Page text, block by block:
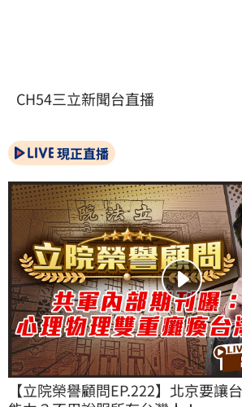
CH54三立新聞台直播
現正直播
【立院榮譽顧問EP.222】北京要讓